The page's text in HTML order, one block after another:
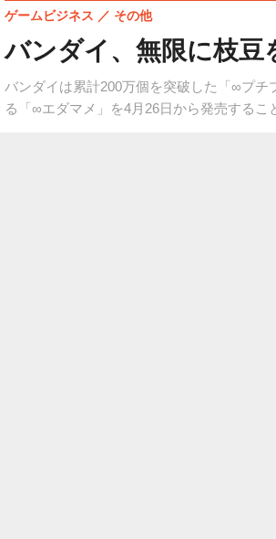
バンダイ、無限に枝
バンダイは累計200万個を突破した「∞プ
る「∞エダマメ」を4月26日から発売するこ
ゲームビジネス その他